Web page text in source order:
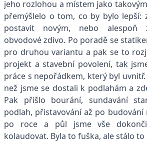
jeho rozlohou a místem jako
přemýšlelo o tom, co by bylo lepší:
postavit novým, nebo alespoň
obvodové zdivo. Po poradě se
pro druhou variantu a pak se to
projekt a stavební povolení, tak
práce s nepořádkem, který byl
než jsme se dostali k podlahám a
Pak přišlo bourání, sundavání
podlah, přistavování až po
po roce a půl jsme vše
kolaudovat. Byla to fuška, ale stálo to